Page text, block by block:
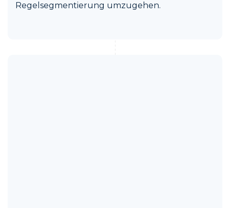
Regelsegmentierung umzugehen.